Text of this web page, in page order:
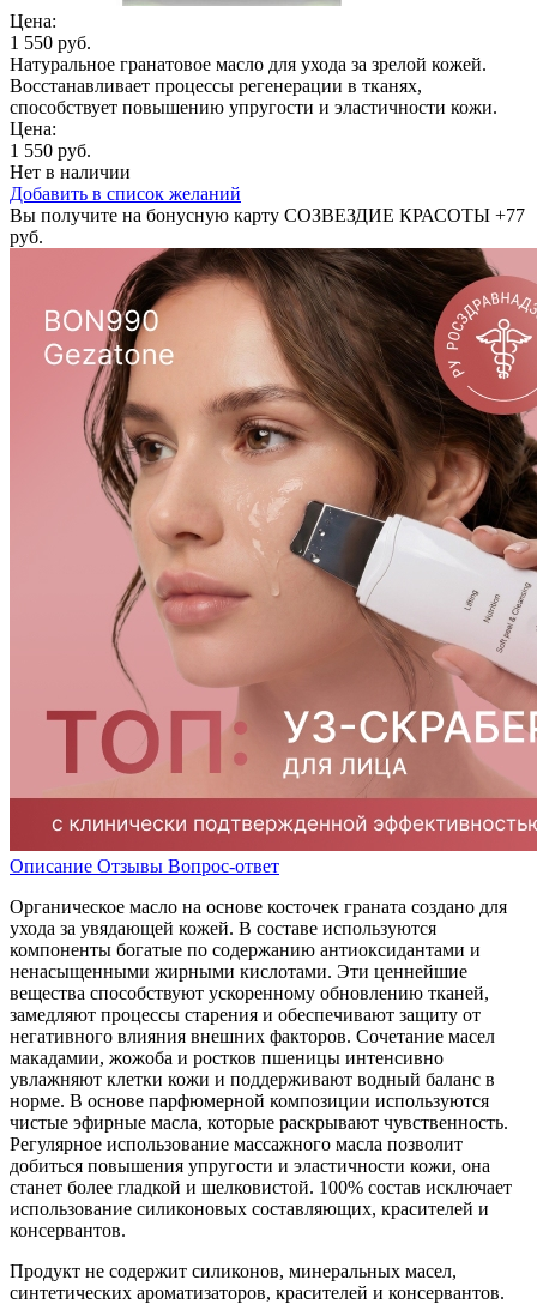
Цена:
1 550 руб.
Натуральное гранатовое масло для ухода за зрелой кожей.
Восстанавливает процессы регенерации в тканях,
способствует повышению упругости и эластичности кожи.
Цена:
1 550 руб.
Нет в наличии
Добавить в список желаний
Вы получите на бонусную карту СОЗВЕЗДИЕ КРАСОТЫ +77
руб.
Описание Отзывы Вопрос-ответ
Органическое масло на основе косточек граната создано для
ухода за увядающей кожей. В составе используются
компоненты богатые по содержанию антиоксидантами и
ненасыщенными жирными кислотами. Эти ценнейшие
вещества способствуют ускоренному обновлению тканей,
замедляют процессы старения и обеспечивают защиту от
негативного влияния внешних факторов. Сочетание масел
макадамии, жожоба и ростков пшеницы интенсивно
увлажняют клетки кожи и поддерживают водный баланс в
норме. В основе парфюмерной композиции используются
чистые эфирные масла, которые раскрывают чувственность.
Регулярное использование массажного масла позволит
добиться повышения упругости и эластичности кожи, она
станет более гладкой и шелковистой. 100% состав исключает
использование силиконовых составляющих, красителей и
консервантов.
Продукт не содержит силиконов, минеральных масел,
синтетических ароматизаторов, красителей и консервантов.